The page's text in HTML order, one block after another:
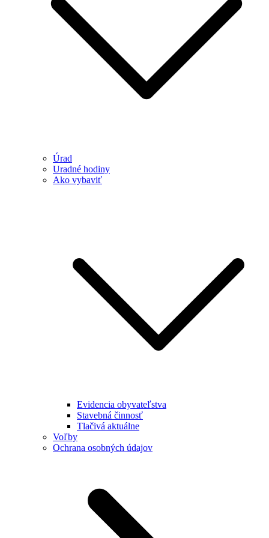
Úrad
Uradné hodiny
Ako vybaviť
Evidencia obyvateľstva
Stavebná činnosť
Tlačivá aktuálne
Voľby
Ochrana osobných údajov